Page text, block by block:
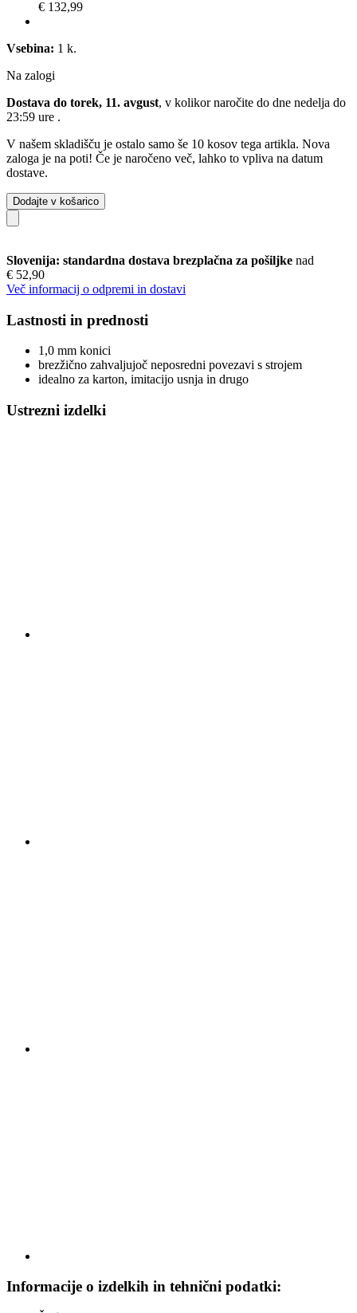
€ 132,99
Vsebina: 1 k.
Na zalogi
Dostava do torek, 11. avgust, v kolikor naročite do dne nedelja do
23:59 ure .
V našem skladišču je ostalo samo še 10 kosov tega artikla. Nova
zaloga je na poti! Če je naročeno več, lahko to vpliva na datum
dostave.
Dodajte v košarico
Slovenija: standardna dostava brezplačna za pošiljke nad
€ 52,90
Več informacij o odpremi in dostavi
Lastnosti in prednosti
1,0 mm konici
brezžično zahvaljujoč neposredni povezavi s strojem
idealno za karton, imitacijo usnja in drugo
Ustrezni izdelki
Informacije o izdelkih in tehnični podatki: